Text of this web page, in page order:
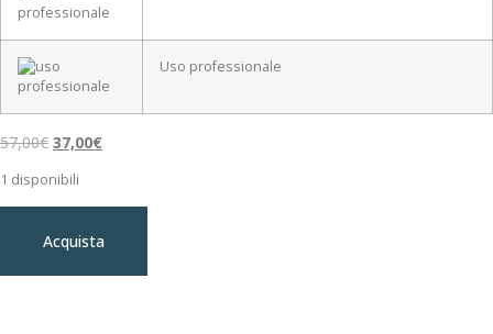
Uso professionale
57,00€ 37,00€
1 disponibili
Acquista